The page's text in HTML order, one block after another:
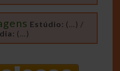
Estúdio: (…) /
(…)